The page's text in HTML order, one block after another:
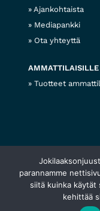
Ajankohtaista
Mediapankki
Ota yhteyttä
AMMATTILAISILLE
Tuotteet
© 2026
Evästekäytännöt
parannamme
siitä kuinka käytät
kehittää